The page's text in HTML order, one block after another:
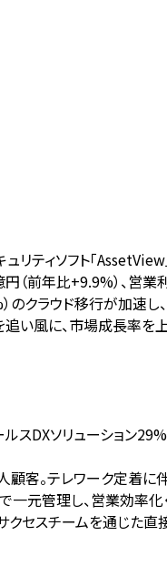
ティソフト「
前年比+9.9%）、営
のクラウド移行が加
い風に、市場成長率を
スDXソリューション
客。テレワーク定着に
元管理し、営業効率
セスチームを通じた直